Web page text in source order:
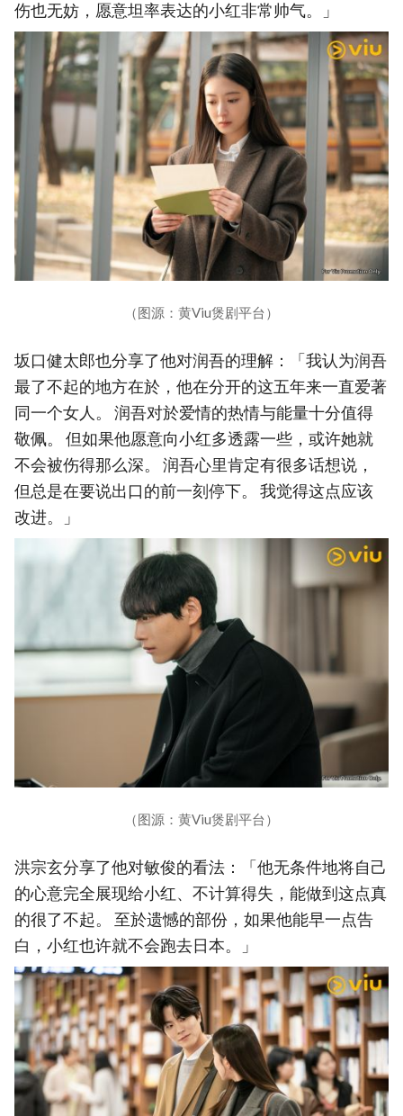
伤也无妨，愿意坦率表达的小红非常帅气。」
（图源：黄Viu煲剧平台）
坂口健太郎也分享了他对润吾的理解：「我认为润吾
最了不起的地方在於，他在分开的这五年来一直爱著
同一个女人。 润吾对於爱情的热情与能量十分值得
敬佩。 但如果他愿意向小红多透露一些，或许她就
不会被伤得那么深。 润吾心里肯定有很多话想说，
但总是在要说出口的前一刻停下。 我觉得这点应该
改进。」
（图源：黄Viu煲剧平台）
洪宗玄分享了他对敏俊的看法：「他无条件地将自己
的心意完全展现给小红、不计算得失，能做到这点真
的很了不起。 至於遗憾的部份，如果他能早一点告
白，小红也许就不会跑去日本。」